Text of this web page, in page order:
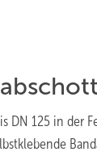
125 in der